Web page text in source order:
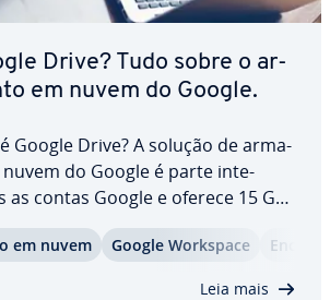
Drive? Tudo sobre o ar­
em nuvem do Google.
Google Drive? A solução de ar­ma­
do Google é parte in­te­
as contas Google e oferece 15 GB
gratuito para salvar
e conversas de e-mail. O
em nuvem Google Workspace
Leia mais